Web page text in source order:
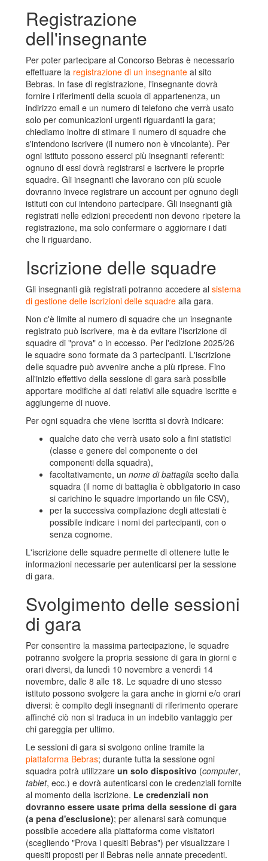
Registrazione
dell'insegnante
Per poter partecipare al Concorso Bebras è necessario
effettuare la registrazione di un insegnante al sito
Bebras. In fase di registrazione, l'insegnante dovrà
fornire i riferimenti della scuola di appartenenza, un
indirizzo email e un numero di telefono che verrà usato
solo per comunicazioni urgenti riguardanti la gara;
chiediamo inoltre di stimare il numero di squadre che
s'intendono iscrivere (il numero non è vincolante). Per
ogni istituto possono esserci più insegnanti referenti:
ognuno di essi dovrà registrarsi e iscrivere le proprie
squadre. Gli insegnanti che lavorano con più scuole
dovranno invece registrare un account per ognuno degli
istituti con cui intendono partecipare. Gli insegnanti già
registrati nelle edizioni precedenti non devono ripetere la
registrazione, ma solo confermare o aggiornare i dati
che li riguardano.
Iscrizione delle squadre
Gli insegnanti già registrati potranno accedere al sistema
di gestione delle iscrizioni delle squadre alla gara.
Non c'è limite al numero di squadre che un insegnante
registrato può iscrivere, ma è da evitare l'iscrizione di
squadre di "prova" o in eccesso. Per l'edizione 2025/26
le squadre sono formate da 3 partecipanti. L'iscrizione
delle squadre può avvenire anche a più riprese. Fino
all'inizio effettivo della sessione di gara sarà possibile
apportare modifiche ai dati relativi alle squadre iscritte e
aggiungerne di nuove.
Per ogni squadra che viene iscritta si dovrà indicare:
qualche dato che verrà usato solo a fini statistici
(classe e genere del componente o dei
componenti della squadra),
facoltativamente, un nome di battaglia scelto dalla
squadra (il nome di battaglia è obbligatorio in caso
si carichino le squadre importando un file CSV),
per la successiva compilazione degli attestati è
possibile indicare i nomi dei partecipanti, con o
senza cognome.
L'iscrizione delle squadre permette di ottenere tutte le
informazioni necessarie per autenticarsi per la sessione
di gara.
Svolgimento delle sessioni
di gara
Per consentire la massima partecipazione, le squadre
potranno svolgere la propria sessione di gara in giorni e
orari diversi, da lunedì 10 novembre a venerdì 14
novembre, dalle 8 alle 18. Le squadre di uno stesso
istituto possono svolgere la gara anche in giorni e/o orari
diversi: è compito degli insegnanti di riferimento operare
affinché ciò non si traduca in un indebito vantaggio per
chi gareggia per ultimo.
Le sessioni di gara si svolgono online tramite la
piattaforma Bebras; durante tutta la sessione ogni
squadra potrà utilizzare un solo dispositivo (computer,
tablet, ecc.) e dovrà autenticarsi con le credenziali fornite
al momento della iscrizione. Le credenziali non
dovranno essere usate prima della sessione di gara
(a pena d'esclusione); per allenarsi sarà comunque
possibile accedere alla piattaforma come visitatori
(scegliendo "Prova i quesiti Bebras") per visualizzare i
quesiti proposti per il Bebras nelle annate precedenti.